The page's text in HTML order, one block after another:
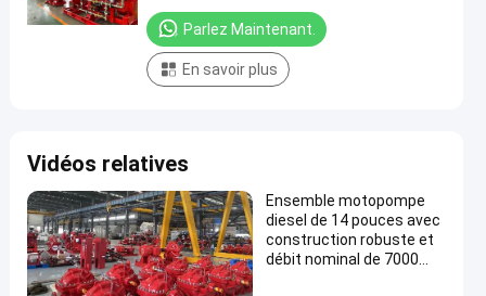
moteur
à
cas
divisé
ULApapprouvé
Parlez Maintenant.
En savoir plus
Vidéos relatives
Ensemble motopompe
diesel de 14 pouces avec
construction robuste et
débit nominal de 7000